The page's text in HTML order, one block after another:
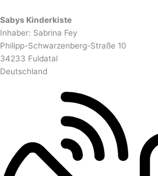
Sabys Kinderkiste
Inhaber: Sabrina Fey
Philipp-Schwarzenberg-Straße 10
34233 Fuldatal
Deutschland